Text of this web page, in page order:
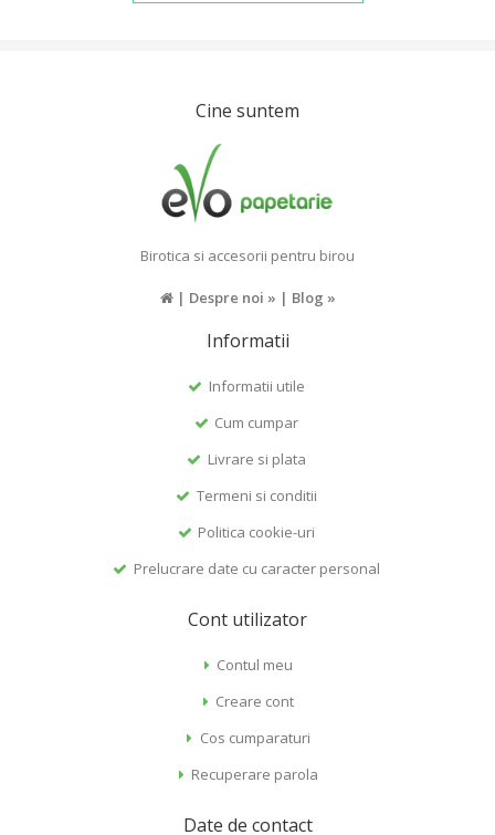
Cine suntem
Birotica si accesorii pentru birou
| Despre noi » | Blog »
Informatii
Informatii utile
Cum cumpar
Livrare si plata
Termeni si conditii
Politica cookie-uri
Prelucrare date cu caracter personal
Cont utilizator
Contul meu
Creare cont
Cos cumparaturi
Recuperare parola
Date de contact